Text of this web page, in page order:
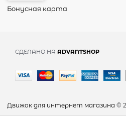
Бонусная карта
СДЕЛАНО НА ADVANTSHOP
Движок для интернет магазина ©